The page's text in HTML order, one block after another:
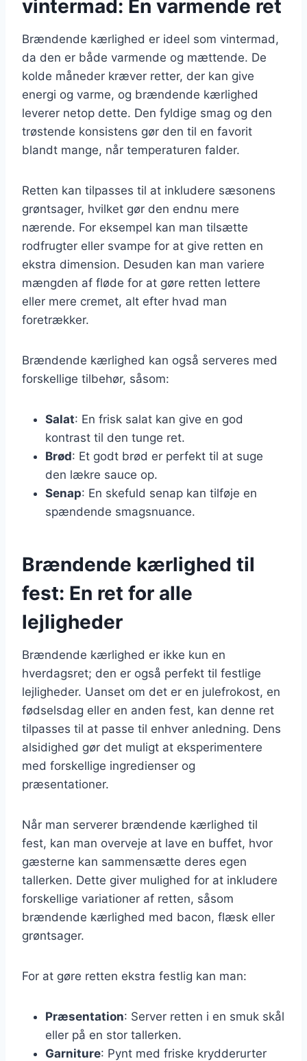
vintermad: En varmende ret
Brændende kærlighed er ideel som vintermad,
da den er både varmende og mættende. De
kolde måneder kræver retter, der kan give
energi og varme, og brændende kærlighed
leverer netop dette. Den fyldige smag og den
trøstende konsistens gør den til en favorit
blandt mange, når temperaturen falder.
Retten kan tilpasses til at inkludere sæsonens
grøntsager, hvilket gør den endnu mere
nærende. For eksempel kan man tilsætte
rodfrugter eller svampe for at give retten en
ekstra dimension. Desuden kan man variere
mængden af fløde for at gøre retten lettere
eller mere cremet, alt efter hvad man
foretrækker.
Brændende kærlighed kan også serveres med
forskellige tilbehør, såsom:
Salat: En frisk salat kan give en god
kontrast til den tunge ret.
Brød: Et godt brød er perfekt til at suge
den lækre sauce op.
Senap: En skefuld senap kan tilføje en
spændende smagsnuance.
Brændende kærlighed til
fest: En ret for alle
lejligheder
Brændende kærlighed er ikke kun en
hverdagsret; den er også perfekt til festlige
lejligheder. Uanset om det er en julefrokost, en
fødselsdag eller en anden fest, kan denne ret
tilpasses til at passe til enhver anledning. Dens
alsidighed gør det muligt at eksperimentere
med forskellige ingredienser og
præsentationer.
Når man serverer brændende kærlighed til
fest, kan man overveje at lave en buffet, hvor
gæsterne kan sammensætte deres egen
tallerken. Dette giver mulighed for at inkludere
forskellige variationer af retten, såsom
brændende kærlighed med bacon, flæsk eller
grøntsager.
For at gøre retten ekstra festlig kan man:
Præsentation: Server retten i en smuk skål
eller på en stor tallerken.
Garniture: Pynt med friske krydderurter